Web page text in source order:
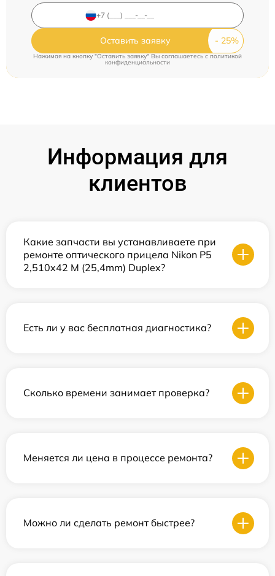
Оставить заявку
Нажимая на кнопку "Оставить заявку" Вы соглашаетесь cполитикой
конфиденциальности
Информация для
клиентов
Какие запчасти вы устанавливаете при
ремонте оптического прицела Nikon P5
2,510x42 M (25,4mm) Duplex?
Есть ли у вас бесплатная диагностика?
Сколько времени занимает проверка?
Меняется ли цена в процессе ремонта?
Можно ли сделать ремонт быстрее?